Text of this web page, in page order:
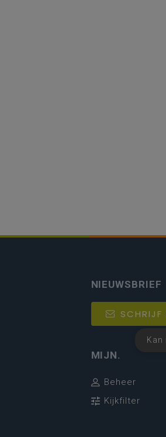
Kan
NIEUWSBRIEF
SCHRIJF
MIJN.
Beheer
Kijkfilter